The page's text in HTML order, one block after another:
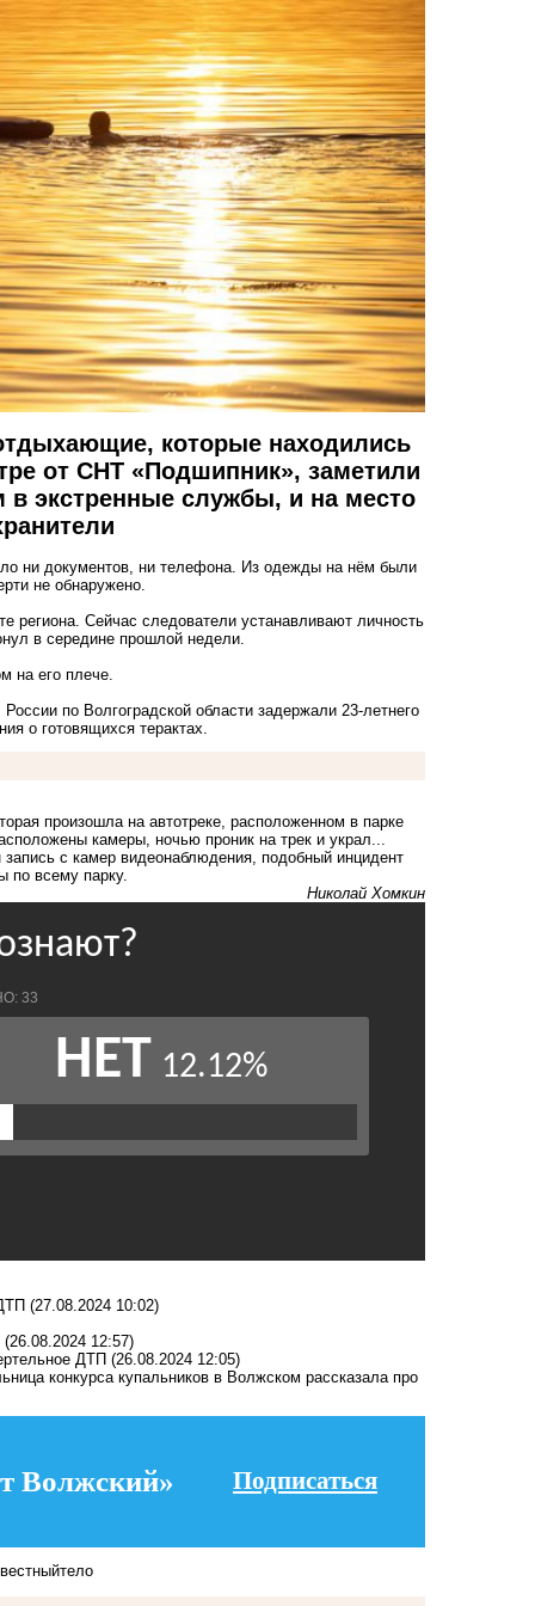
которые находились
от СНТ «Подшипник», заметили
экстренные службы, и на место
ни документов, ни телефона. Из одежды на нём были
не обнаружено.
Сейчас следователи устанавливают личность
в середине прошлой недели.
на его плече.
по Волгоградской области задержали 23-летнего
о готовящихся терактах.
произошла на автотреке , расположенном в парке
камеры, ночью проник на трек и украл...
с камер видеонаблюдения, подобный инцидент
по всему парку.
Николай Хомкин
(27.08.2024 10:02)
(26.08.2024 12:57)
ДТП (26.08.2024 12:05)
конкурса купальников в Волжском рассказала про
Волжский» Подписаться
тело